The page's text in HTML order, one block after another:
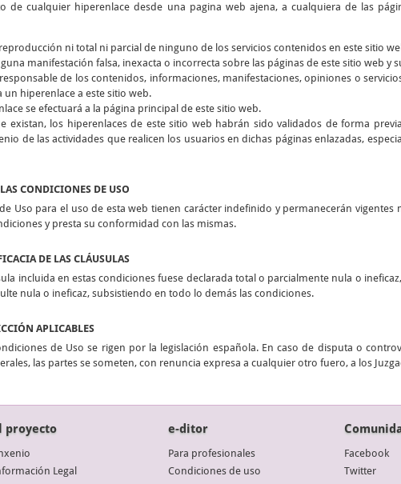
de cualquier hiperenlace desde una pagina web ajena, a cualquiera de las
ni total ni parcial de ninguno de los servicios contenidos en este sitio
manifestación falsa, inexacta o incorrecta sobre las páginas de este sitio web y
de los contenidos, informaciones, manifestaciones, opiniones o
un hiperenlace a este sitio web.
se efectuará a la página principal de este sitio web.
existan, los hiperenlaces de este sitio web habrán sido validados de forma
de las actividades que realicen los usuarios en dichas páginas enlazadas,
CONDICIONES DE USO
Uso para el uso de esta web tienen carácter indefinido y permanecerán
y presta su conformidad con las mismas.
DE LAS CLÁUSULAS
incluida en estas condiciones fuese declarada total o parcialmente nula o
nula o ineficaz, subsistiendo en todo lo demás las condiciones.
APLICABLES
de Uso se rigen por la legislación española. En caso de disputa o
las partes se someten, con renuncia expresa a cualquier otro fuero, a los
proyecto
Legal
e-ditor
Para profesionales
Condiciones de uso
Facebook
Twitter